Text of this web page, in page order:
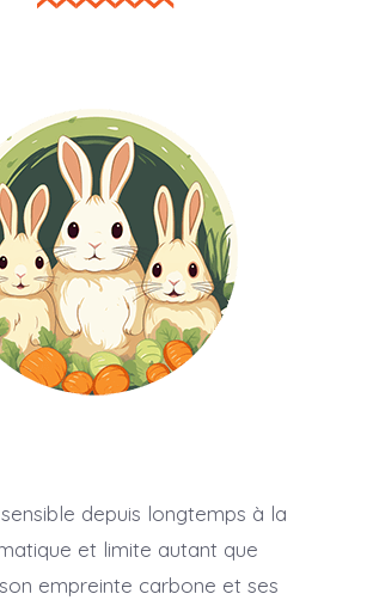
depuis longtemps à la
et limite autant que
empreinte carbone et ses